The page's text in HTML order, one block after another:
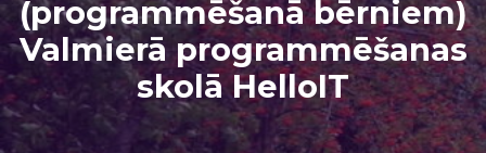
(programmēšanā bērniem)
Valmierā programmēšanas
skolā HelloIT